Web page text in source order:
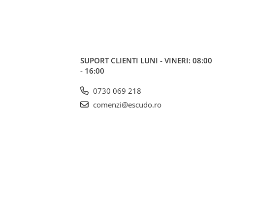
SUPORT CLIENTI LUNI - VINERI: 08:00
- 16:00
0730 069 218
comenzi@escudo.ro